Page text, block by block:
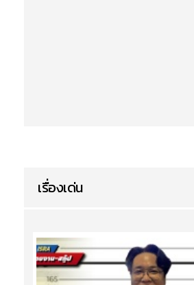
เรื่องเด่น